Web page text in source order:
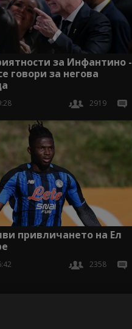
за Инфантино -
говори за негова
2919
привличането на Ел
2358